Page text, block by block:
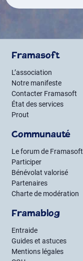
Framasoft
L’association
Notre manifeste
Contacter Framasoft
État des services
Prout
Communauté
Le forum de Framasoft
Participer
Bénévolat valorisé
Partenaires
Charte de modération
Framablog
Entraide
Guides et astuces
Mentions légales